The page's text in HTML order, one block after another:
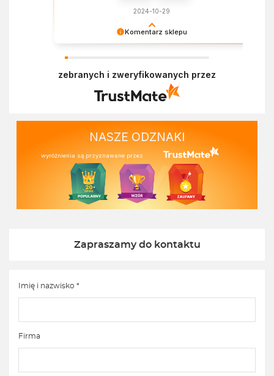
Komentarz sklepu
doświadczeniem. Z pozdrowieniami, Zespół
2024-10-29
zebranych i zweryfikowanych przez
NASZE ODZNAKI
wyróżnienia są przyznawane przez
Zapraszamy do kontaktu
Imię i nazwisko *
Firma